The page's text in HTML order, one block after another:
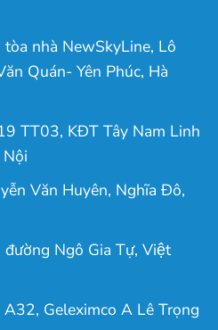
nhà NewSkyLine, Lô
Quán- Yên Phúc, Hà
TT03, KĐT Tây Nam Linh
Văn Huyên, Nghĩa Đô,
Ngô Gia Tự, Việt
Geleximco A Lê Trọng